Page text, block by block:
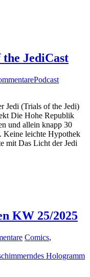
the JediCast
Podcast
Jedi (Trials of the Jedi)
Die Hohe Republik
und allein knapp 30
Keine leichte Hypothek
mit Das Licht der Jedi
KW 25/2025
Comics,